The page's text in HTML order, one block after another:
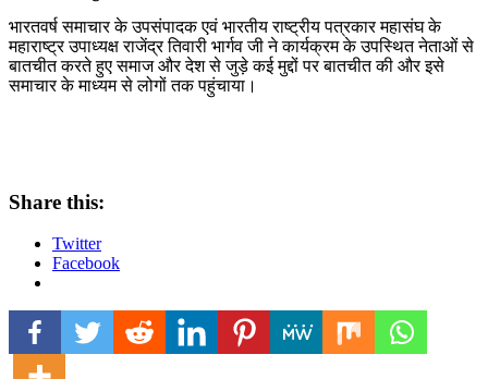
भारतवर्ष समाचार के उपसंपादक एवं भारतीय राष्ट्रीय पत्रकार महासंघ के
महाराष्ट्र उपाध्यक्ष राजेंद्र तिवारी भार्गव जी ने कार्यक्रम के उपस्थित नेताओं से
बातचीत करते हुए समाज और देश से जुड़े कई मुद्दों पर बातचीत की और इसे
समाचार के माध्यम से लोगों तक पहुंचाया।
Share this:
Twitter
Facebook